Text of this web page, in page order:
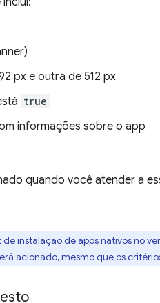
px e outra de 512 px
true
informações sobre o app
quando você atender a
instalação de apps nativos no
acionado, mesmo que os